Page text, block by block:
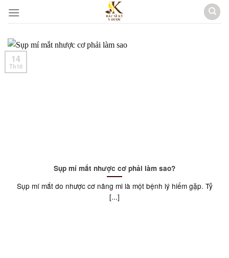
Sụp mí mắt nhược cơ phải làm sao?
Sụp mí mắt do nhược cơ nâng mi là một bệnh lý hiếm gặp. Tỷ
[...]
14
Th10